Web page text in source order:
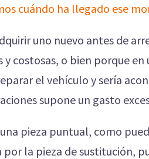
cuándo ha llegado ese
uno nuevo antes de
costosas, o bien porque
el vehículo y sería
supone un gasto
pieza puntual, como
la pieza de sustitución,